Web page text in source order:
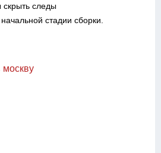
скрыть следы
стадии сборки.
москву